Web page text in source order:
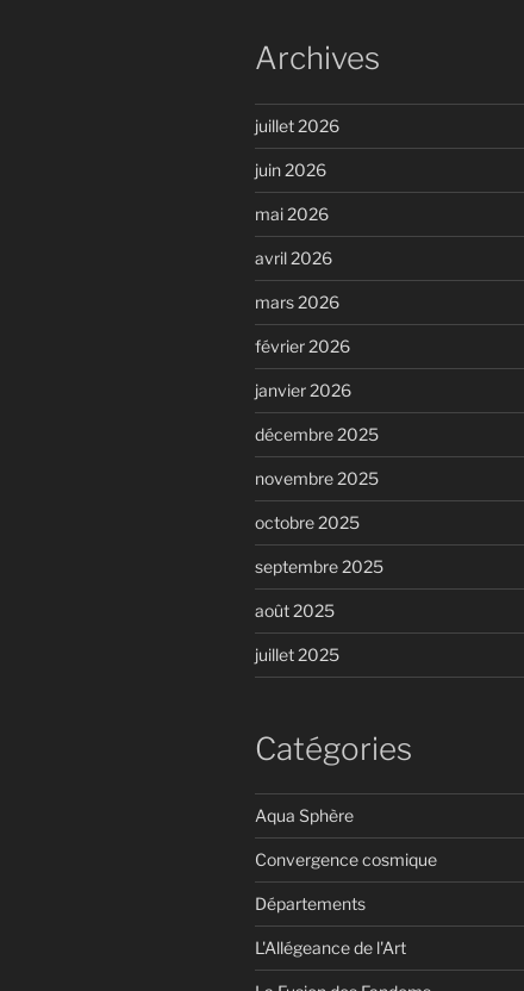
Archives
juillet 2026
juin 2026
mai 2026
avril 2026
mars 2026
février 2026
janvier 2026
décembre 2025
novembre 2025
octobre 2025
septembre 2025
août 2025
juillet 2025
Catégories
Aqua Sphère
Convergence cosmique
Départements
L'Allégeance de l'Art